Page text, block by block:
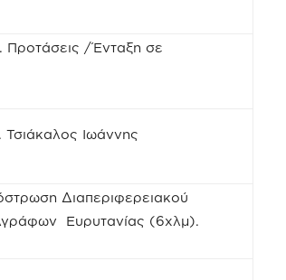
Προτάσεις /Ένταξη σε
Ιωάννης
Διαπεριφερειακού
Ευρυτανίας (6χλμ).